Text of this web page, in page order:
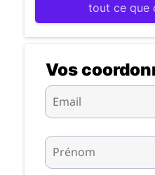
tout ce que
Vos